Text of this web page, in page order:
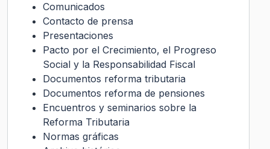
Comunicados
Contacto de prensa
Presentaciones
Pacto por el Crecimiento, el Progreso
Social y la Responsabilidad Fiscal
Documentos reforma tributaria
Documentos reforma de pensiones
Encuentros y seminarios sobre la
Reforma Tributaria
Normas gráficas